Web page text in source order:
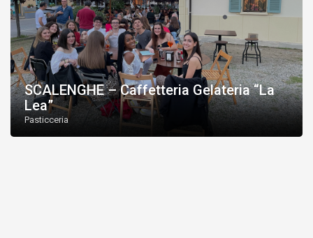
SCALENGHE – Caffetteria Gelateria “La
Lea”
Pasticceria